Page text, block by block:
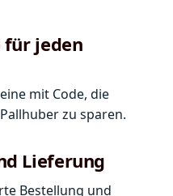
für jeden
mit Code, die
zu sparen.
Lieferung
Bestellung und